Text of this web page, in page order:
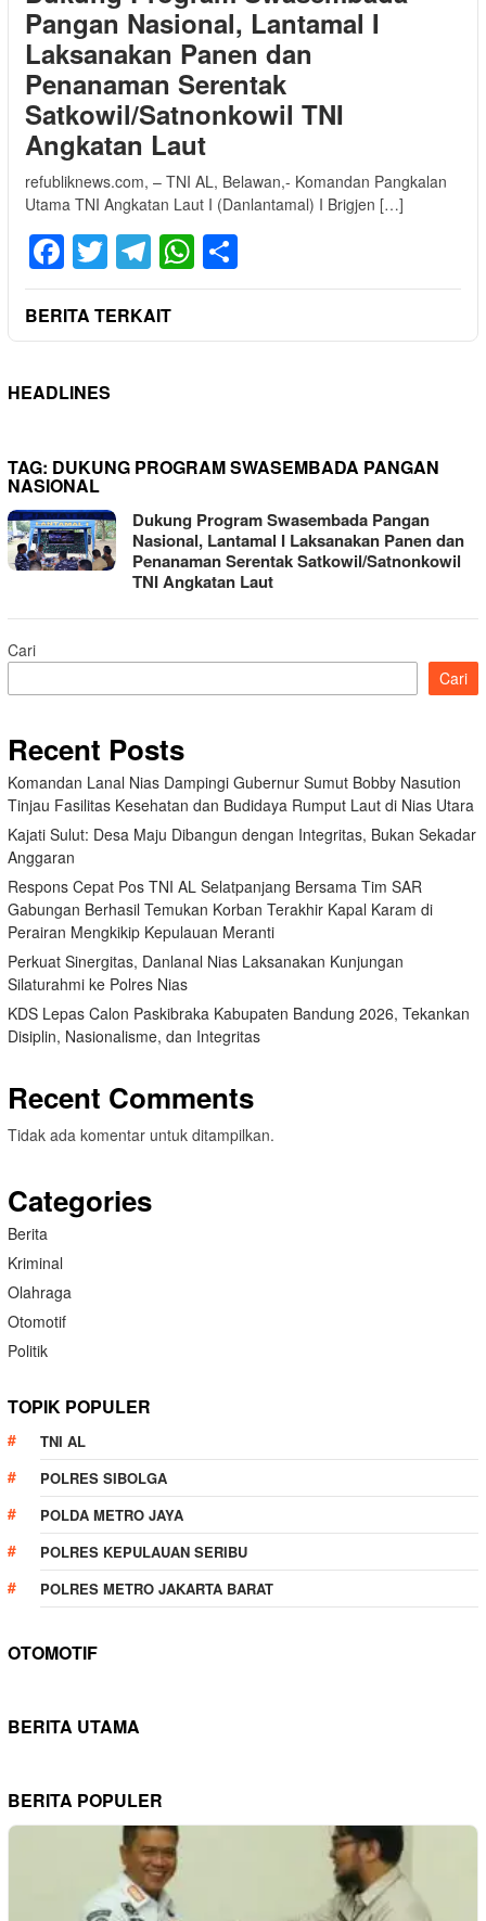
Pangan Nasional, Lantamal I
Laksanakan Panen dan
Penanaman Serentak
Satkowil/Satnonkowil TNI
Angkatan Laut
refubliknews.com, – TNI AL, Belawan,- Komandan Pangkalan
Utama TNI Angkatan Laut I (Danlantamal) I Brigjen […]
Facebook
Twitter
Telegram
WhatsApp
BERITA TERKAIT
HEADLINES
TAG: DUKUNG PROGRAM SWASEMBADA PANGAN
NASIONAL
Dukung Program Swasembada Pangan
Nasional, Lantamal I Laksanakan Panen dan
Penanaman Serentak Satkowil/Satnonkowil
TNI Angkatan Laut
Cari
Cari
Recent Posts
Komandan Lanal Nias Dampingi Gubernur Sumut Bobby Nasution
Tinjau Fasilitas Kesehatan dan Budidaya Rumput Laut di Nias Utara
Kajati Sulut: Desa Maju Dibangun dengan Integritas, Bukan Sekadar
Anggaran
Respons Cepat Pos TNI AL Selatpanjang Bersama Tim SAR
Gabungan Berhasil Temukan Korban Terakhir Kapal Karam di
Perairan Mengkikip Kepulauan Meranti
Perkuat Sinergitas, Danlanal Nias Laksanakan Kunjungan
Silaturahmi ke Polres Nias
KDS Lepas Calon Paskibraka Kabupaten Bandung 2026, Tekankan
Disiplin, Nasionalisme, dan Integritas
Recent Comments
Tidak ada komentar untuk ditampilkan.
Categories
Berita
Kriminal
Olahraga
Otomotif
Politik
TOPIK POPULER
TNI AL
POLRES SIBOLGA
POLDA METRO JAYA
POLRES KEPULAUAN SERIBU
POLRES METRO JAKARTA BARAT
OTOMOTIF
BERITA UTAMA
BERITA POPULER